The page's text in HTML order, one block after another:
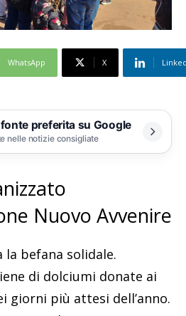
WhatsApp X
preferita su Google
nelle notizie consigliate
Nuovo Avvenire
la befana solidale.
di dolciumi donate ai
giorni più attesi dell’anno.